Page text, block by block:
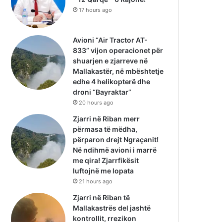
17 hours ago
Avioni “Air Tractor AT-
833” vijon operacionet për
shuarjen e zjarreve në
Mallakastër, në mbështetje
edhe 4 helikopterë dhe
droni “Bayraktar”
20 hours ago
Zjarri në Riban merr
përmasa të mëdha,
përparon drejt Ngraçanit!
Në ndihmë avioni i marrë
me qira! Zjarrfikësit
luftojnë me lopata
21 hours ago
Zjarri në Riban të
Mallakastrës del jashtë
kontrollit, rrezikon